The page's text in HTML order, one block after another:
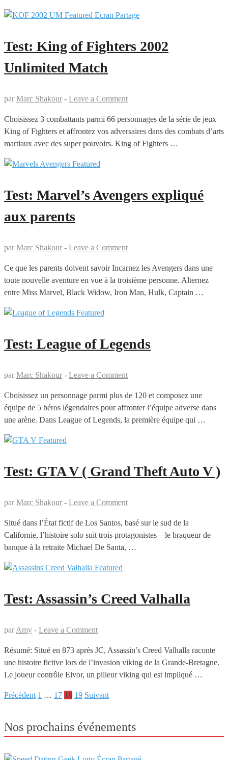
Test: King of Fighters 2002
Unlimited Match
par Marc Shakour - Leave a Comment
Choisissez 3 combattants parmi 66 personnages de la série de jeux
King of Fighters et affrontez vos adversaires dans des combats d’arts
martiaux avec des super pouvoirs. King of Fighters …
Test: Marvel’s Avengers expliqué
aux parents
par Marc Shakour - Leave a Comment
Ce que les parents doivent savoir Incarnez les Avengers dans une
toute nouvelle aventure en vue à la troisième personne. Alternez
entre Miss Marvel, Black Widow, Iron Man, Hulk, Captain …
Test: League of Legends
par Marc Shakour - Leave a Comment
Choisissez un personnage parmi plus de 120 et composez une
équipe de 5 héros légendaires pour affronter l’équipe adverse dans
une arène. Dans League of Legends, la première équipe qui …
Test: GTA V ( Grand Theft Auto V )
par Marc Shakour - Leave a Comment
Situé dans l’État fictif de Los Santos, basé sur le sud de la
Californie, l’histoire solo suit trois protagonistes – le braqueur de
banque à la retraite Michael De Santa, …
Test: Assassin’s Creed Valhalla
par Amy - Leave a Comment
Résumé: Situé en 873 après JC, Assassin’s Creed Valhalla raconte
une histoire fictive lors de l’invasion viking de la Grande-Bretagne.
Le joueur contrôle Eivor, un pilleur viking qui est impliqué …
Pagination
des
publications
Précédent 1 … 17 18 19 Suivant
Nos prochains événements